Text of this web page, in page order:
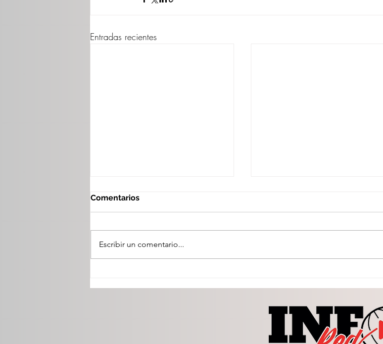
Entradas recientes
Comentarios
Escribir un comentario...